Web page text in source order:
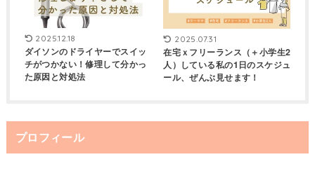
2025.12.18
ダイソンのドライヤーでスイッ
チがつかない！修理して分かっ
た原因と対処法
2025.07.31
在宅ｘフリーランス（＋小学生2
人）している私の1日のスケジュ
ール、ぜんぶ見せます！
プロフィール